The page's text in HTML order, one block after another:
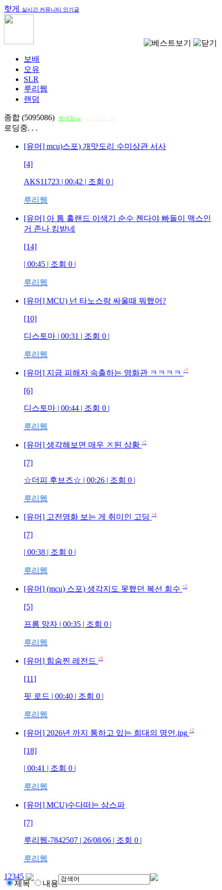
핫게 실시간 커뮤니티 인기글
보배
오유
SLR
루리웹
랜덤
종합 (5095086) 썸네일on
로딩중. . .
[유머] mcu)스포) 개맛도리 수미상관 서사
[4]
AKS11723 | 00:42 | 조회 0 |
루리웹
[유머] 아 톰 홀랜드 이색기 순수 젠다야 빠돌이 맥스인
거 존나 킹받네
[14]
| 00:45 | 조회 0 |
루리웹
[유머] MCU) 넌 타노스랑 싸울때 뭐했어?
[10]
디스토마 | 00:31 | 조회 0 |
루리웹
[유머] 지금 피해자 속출하는 영화관 ㅋㅋㅋㅋ +7
[6]
디스토마 | 00:44 | 조회 0 |
루리웹
[유머] 생각해보면 매우 ㅈ된 상황 +2
[7]
☆더피 후브즈☆ | 00:26 | 조회 0 |
루리웹
[유머] 고전영화 보는 게 취미인 고딩 +4
[7]
| 00:38 | 조회 0 |
루리웹
[유머] (mcu) 스포) 생각지도 못했던 복선 회수 +2
[5]
프롬 망자 | 00:35 | 조회 0 |
루리웹
[유머] 힘숨찐 레전드 +3
[11]
핏 로드 | 00:40 | 조회 0 |
루리웹
[유머] 2026년 까지 통하고 있는 희대의 명언.jpg +2
[18]
| 00:41 | 조회 0 |
루리웹
[유머] MCU)수다떠는 삼스파
[7]
루리웹-7842507 | 26/08/06 | 조회 0 |
루리웹
1 2345
제목
내용